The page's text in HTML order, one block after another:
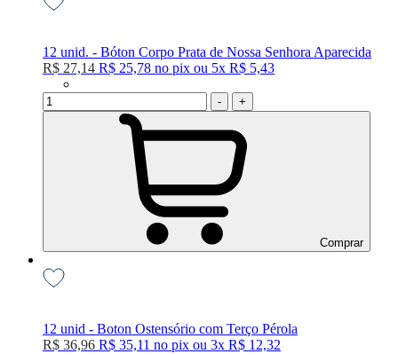
12 unid. - Bóton Corpo Prata de Nossa Senhora Aparecida
R$ 27,14 R$ 25,78 no pix ou 5x R$ 5,43
- +
Comprar
12 unid - Boton Ostensório com Terço Pérola
R$ 36,96 R$ 35,11 no pix ou 3x R$ 12,32